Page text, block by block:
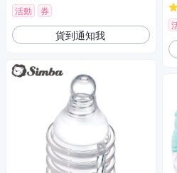
活動 券
貨到通知我